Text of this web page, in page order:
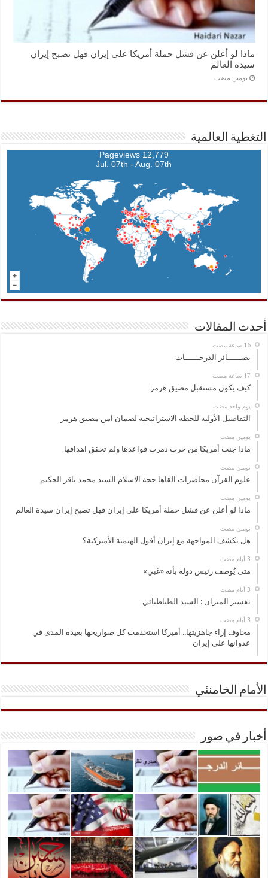
ماذا لو أعلن عن فشل حملة أمريكا على إيران فهل تصبح إيران
سيدة العالم
‏يومين مضت
التغطية العالمية
12,779 Pageviews
Jul. 07th - Aug. 07th
أحدث المقالات
‏16 ساعة مضت
بصــــــائر الدرجــــــات
كيف يكون مستقبل مضيق هرمز
‏يوم واحد مضت
التفاصيل الأولية للخطة الاستراتيجية لضمان امن مضيق هرمز
‏يومين مضت
ماذا جنت أمريكا من حرب دمرت قواعدها ولم تحقق اهدافها
‏يومين مضت
علوم القرآن محاضرات القاها حجة الاسلام السيد محمد باقر الحكيم
‏يومين مضت
ماذا لو أعلن عن فشل حملة أمريكا على إيران فهل تصبح إيران سيدة العالم
‏يومين مضت
هل تكشف المواجهة مع إيران أفول الهيمنة الأميركية؟
متى يُوصف رئيس دولة بأنه «غبي»
تفسير الميزان : السيد الطباطبائي
مخاوف إزاء جاهزيتها.. أميركا استخدمت كل صواريخها بعيدة المدى في
عدوانها على إيران
الأمام الخامنئي
أخبار في صور